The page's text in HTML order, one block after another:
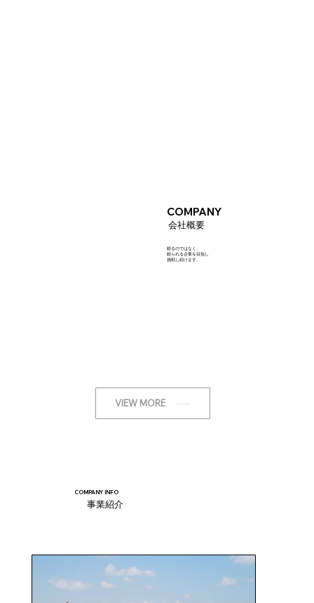
​COMPANY INFO
​事業紹介
VIEW MORE
​COMPANY
​会社概要
頼るのではなく、
頼られる企業を目指し
​挑戦し続けます。